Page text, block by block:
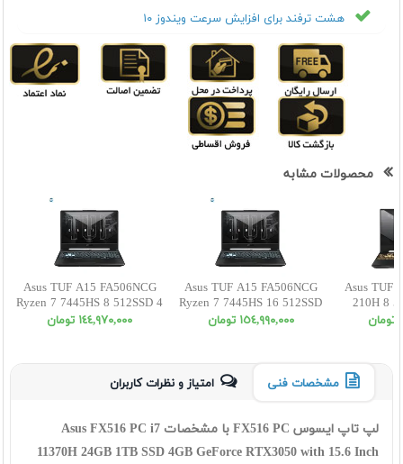
هشت ترفند برای افزایش سرعت ویندوز ۱۰
محصولات مشابه
Asus TUF A15 FA506NCG
Ryzen 7 7445HS 8 512SSD 4
RTX3050 FHD
١٤٤,٩٧٠,٠٠٠ تومان
Asus TUF A15 FA506NCG
Ryzen 7 7445HS 16 512SSD
4 RTX3050 FHD
١٥٤,٩٩٠,٠٠٠ تومان
Asus TUF
210H 8
مشخصات فنی امتیاز و نظرات کاربران
لپ تاپ ایسوس FX516 PC با مشخصات Asus FX516 PC i7
11370H 24GB 1TB SSD 4GB GeForce RTX3050 with 15.6 Inch